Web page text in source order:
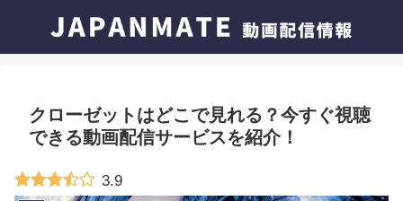
クローゼットはどこで見れる？今すぐ視聴
できる動画配信サービスを紹介！
3.9